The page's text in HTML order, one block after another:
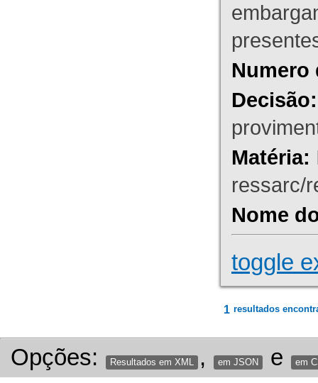
Numero
Decisão:
Matéria:
ressarc/
Nome
toggle
1 resultados
Opções: Resultados em XML , em JSON e em